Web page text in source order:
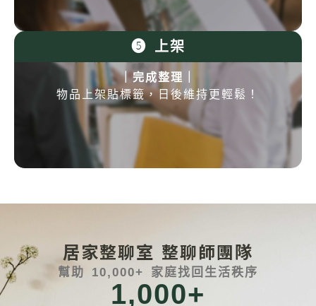
❺ 上架​​​
｜完成整理｜
物品上架貼標籤，日後維持更輕鬆！
居家整聊室 整聊師團隊
幫助 10,000+ 家庭找回生活秩序
1,000+